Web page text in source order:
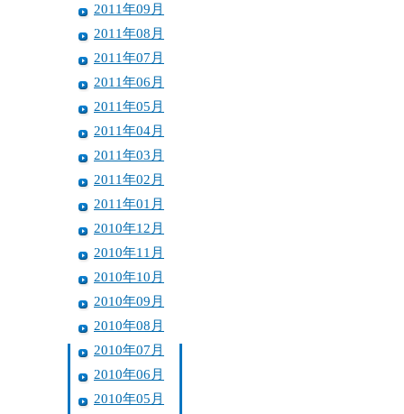
2011年09月
2011年08月
2011年07月
2011年06月
2011年05月
2011年04月
2011年03月
2011年02月
2011年01月
2010年12月
2010年11月
2010年10月
2010年09月
2010年08月
2010年07月
2010年06月
2010年05月